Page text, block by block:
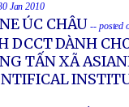
Jan 2010
ÚC CHÂU -- posted
DCCT DÀNH
TẤN XÃ